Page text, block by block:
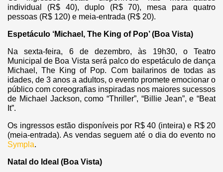
individual (R$ 40), duplo (R$ 70), mesa para quatro
pessoas (R$ 120) e meia-entrada (R$ 20).
Espetáculo ‘Michael, The King of Pop’ (Boa Vista)
Na sexta-feira, 6 de dezembro, às 19h30, o Teatro
Municipal de Boa Vista será palco do espetáculo de dança
Michael, The King of Pop. Com bailarinos de todas as
idades, de 3 anos a adultos, o evento promete emocionar o
público com coreografias inspiradas nos maiores sucessos
de Michael Jackson, como “Thriller”, “Billie Jean”, e “Beat
It”.
Os ingressos estão disponíveis por R$ 40 (inteira) e R$ 20
(meia-entrada). As vendas seguem até o dia do evento no
Sympla.
Natal do Ideal (Boa Vista)